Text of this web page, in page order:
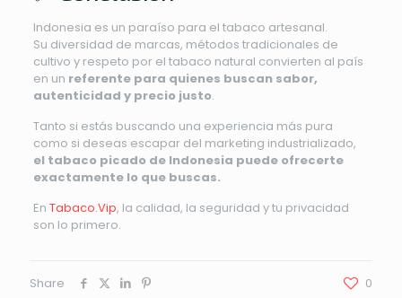
Indonesia es un paraíso para el tabaco artesanal.
Su diversidad de marcas, métodos tradicionales de
cultivo y respeto por el tabaco natural convierten al país
en un referente para quienes buscan sabor,
autenticidad y precio justo.
Tanto si estás buscando una experiencia más pura
como si deseas escapar del marketing industrializado,
el tabaco picado de Indonesia puede ofrecerte
exactamente lo que buscas.
En Tabaco.Vip, la calidad, la seguridad y tu privacidad
son lo primero.
Share 0